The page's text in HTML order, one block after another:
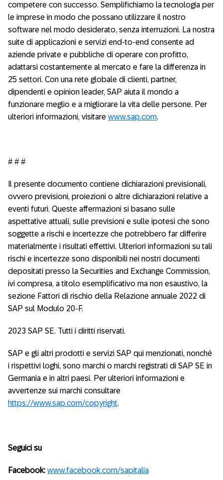
competere con successo. Semplifichiamo la tecnologia per
le imprese in modo che possano utilizzare il nostro
software nel modo desiderato, senza interruzioni. La nostra
suite di applicazioni e servizi end-to-end consente ad
aziende private e pubbliche di operare con profitto,
adattarsi costantemente al mercato e fare la differenza in
25 settori. Con una rete globale di clienti, partner,
dipendenti e opinion leader, SAP aiuta il mondo a
funzionare meglio e a migliorare la vita delle persone. Per
ulteriori informazioni, visitare www.sap.com.
# # #
Il presente documento contiene dichiarazioni previsionali,
ovvero previsioni, proiezioni o altre dichiarazioni relative a
eventi futuri. Queste affermazioni si basano sulle
aspettative attuali, sulle previsioni e sulle ipotesi che sono
soggette a rischi e incertezze che potrebbero far differire
materialmente i risultati effettivi. Ulteriori informazioni su tali
rischi e incertezze sono disponibili nei nostri documenti
depositati presso la Securities and Exchange Commission,
ivi compresa, a titolo esemplificativo ma non esaustivo, la
sezione Fattori di rischio della Relazione annuale 2022 di
SAP sul Modulo 20-F.
2023 SAP SE. Tutti i diritti riservati.
SAP e gli altri prodotti e servizi SAP qui menzionati, nonché
i rispettivi loghi, sono marchi o marchi registrati di SAP SE in
Germania e in altri paesi. Per ulteriori informazioni e
avvertenze sui marchi consultare
https://www.sap.com/copyright.
Seguici su
Facebook: www.facebook.com/sapitalia